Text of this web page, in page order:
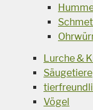
Lurche &
Säugetiere
Vögel